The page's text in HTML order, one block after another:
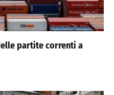
partite correnti a